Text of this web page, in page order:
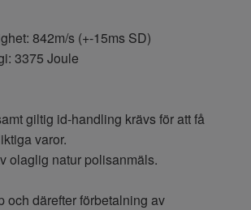
842m/s (+-15ms SD)
3375 Joule
giltig id-handling krävs för att få
varor.
olaglig natur polisanmäls.
och därefter förbetalning av